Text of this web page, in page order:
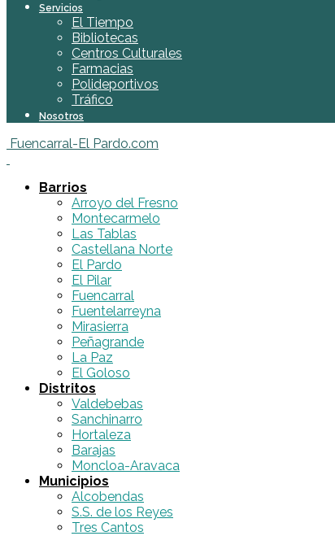
Servicios
El Tiempo
Bibliotecas
Centros Culturales
Farmacias
Polideportivos
Tráfico
Nosotros
Fuencarral-El Pardo.com
Barrios
Arroyo del Fresno
Montecarmelo
Las Tablas
Castellana Norte
El Pardo
El Pilar
Fuencarral
Fuentelarreyna
Mirasierra
Peñagrande
La Paz
El Goloso
Distritos
Valdebebas
Sanchinarro
Hortaleza
Barajas
Moncloa-Aravaca
Municipios
Alcobendas
S.S. de los Reyes
Tres Cantos